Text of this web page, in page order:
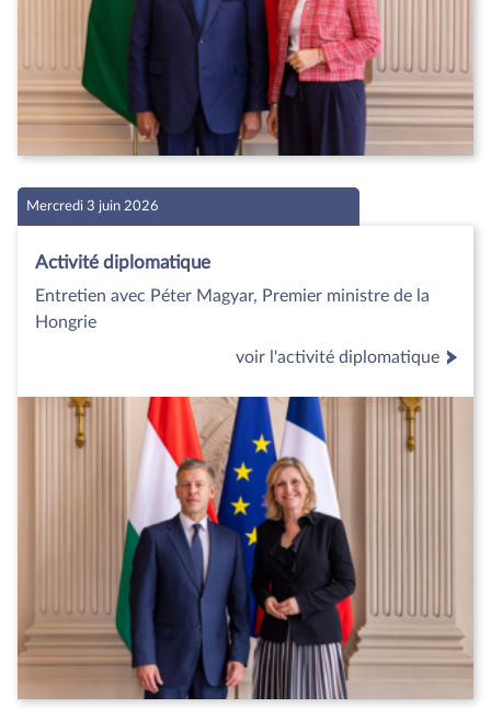
Mercredi 3 juin 2026
Activité diplomatique
Entretien avec Péter Magyar, Premier ministre de la
Hongrie
voir l'activité diplomatique